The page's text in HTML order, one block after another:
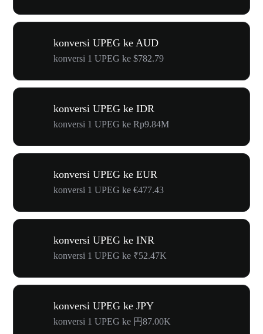
konversi UPEG ke AUD
konversi 1 UPEG ke $782.79
konversi UPEG ke IDR
konversi 1 UPEG ke Rp9.84M
konversi UPEG ke EUR
konversi 1 UPEG ke €477.43
konversi UPEG ke INR
konversi 1 UPEG ke ₹52.47K
konversi UPEG ke JPY
konversi 1 UPEG ke 円87.00K